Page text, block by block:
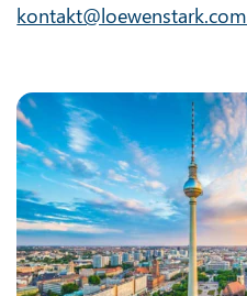
kontakt@loewenstark.com